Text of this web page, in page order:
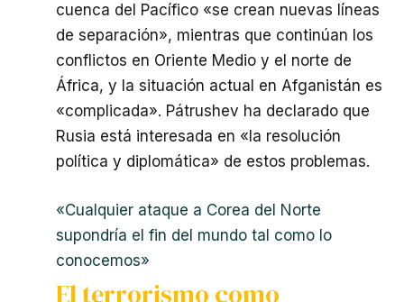
cuenca del Pacífico «se crean nuevas líneas
de separación», mientras que continúan los
conflictos en Oriente Medio y el norte de
África, y la situación actual en Afganistán es
«complicada». Pátrushev ha declarado que
Rusia está interesada en «la resolución
política y diplomática» de estos problemas.
«Cualquier ataque a Corea del Norte
supondría el fin del mundo tal como lo
conocemos»
El terrorismo como